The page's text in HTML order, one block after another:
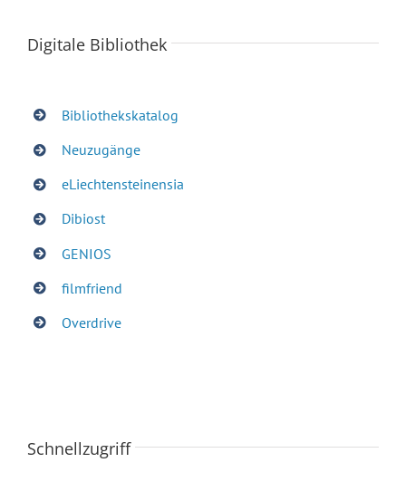
Digitale Bibliothek
Bibliothekskatalog
Neuzugänge
eLiechtensteinensia
Dibiost
GENIOS
filmfriend
Overdrive
Schnellzugriff